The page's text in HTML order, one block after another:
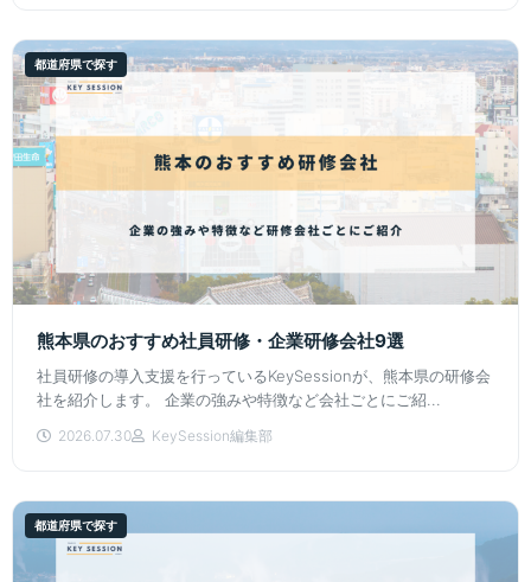
都道府県で探す
熊本県のおすすめ社員研修・企業研修会社9選
社員研修の導入支援を行っているKeySessionが、熊本県の研修会
社を紹介します。 企業の強みや特徴など会社ごとにご紹...
2026.07.30 KeySession編集部
都道府県で探す